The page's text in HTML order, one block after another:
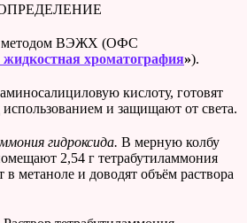
методом ВЭЖХ (ОФС
хроматография»).
кислоту, готовят
использованием и защищают от света.
гидроксида. В мерную колбу
2,54 г тетрабутиламмония
в метаноле и доводят объём раствора